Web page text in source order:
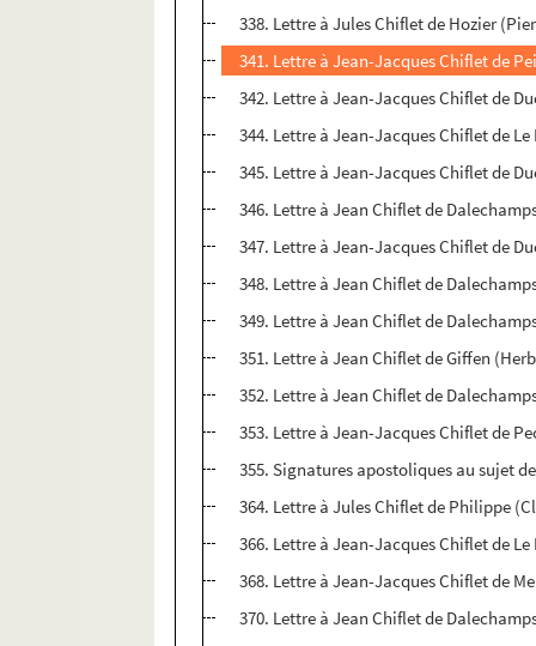
338. Lettre à Jules Chiflet de Hozier
341. Lettre à Jean-Jacques Chiflet de
342. Lettre à Jean-Jacques Chiflet de
344. Lettre à Jean-Jacques Chiflet de
345. Lettre à Jean-Jacques Chiflet de
346. Lettre à Jean Chiflet de
347. Lettre à Jean-Jacques Chiflet de
348. Lettre à Jean Chiflet de
349. Lettre à Jean Chiflet de
351. Lettre à Jean Chiflet de Giffen
352. Lettre à Jean Chiflet de
353. Lettre à Jean-Jacques Chiflet de
355. Signatures apostoliques au sujet
364. Lettre à Jules Chiflet de Philippe
366. Lettre à Jean-Jacques Chiflet de
368. Lettre à Jean-Jacques Chiflet de
370. Lettre à Jean Chiflet de